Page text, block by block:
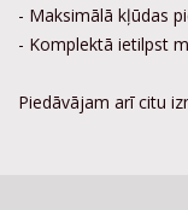
- Maksimālā kļūdas
- Komplektā ietilpst
Piedāvājam arī citu